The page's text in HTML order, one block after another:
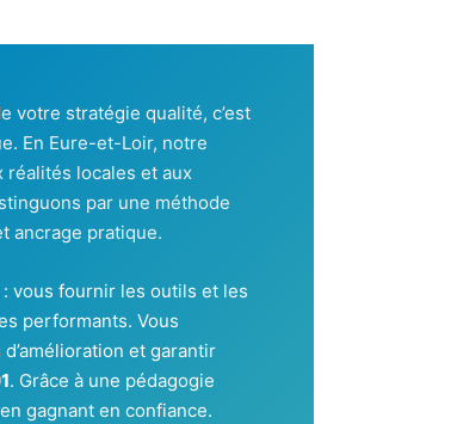
votre stratégie qualité, c’est
En Eure-et-Loir, notre
réalités locales et aux
par une méthode
ancrage pratique.
vous fournir les outils et les
performants. Vous
et garantir
. Grâce à une pédagogie
gagnant en confiance.